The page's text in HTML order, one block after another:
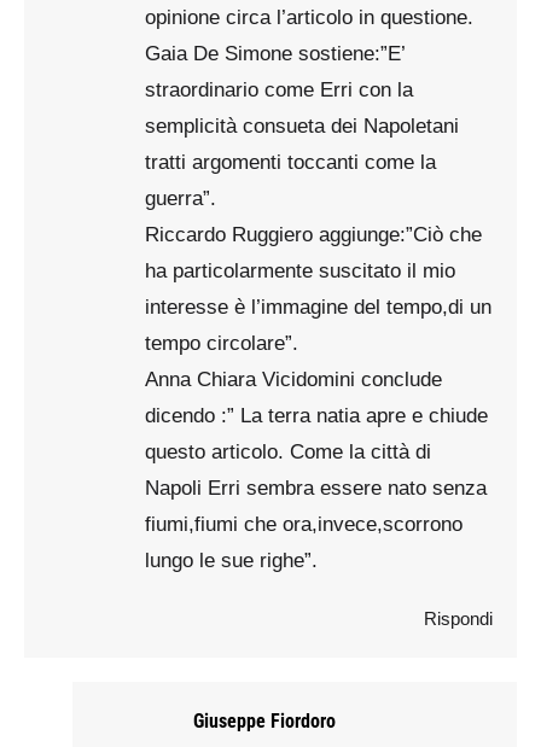
opinione circa l’articolo in questione.
Gaia De Simone sostiene:”E’
straordinario come Erri con la
semplicità consueta dei Napoletani
tratti argomenti toccanti come la
guerra”.
Riccardo Ruggiero aggiunge:”Ciò che
ha particolarmente suscitato il mio
interesse è l’immagine del tempo,di un
tempo circolare”.
Anna Chiara Vicidomini conclude
dicendo :” La terra natia apre e chiude
questo articolo. Come la città di
Napoli Erri sembra essere nato senza
fiumi,fiumi che ora,invece,scorrono
lungo le sue righe”.
Rispondi
Giuseppe Fiordoro